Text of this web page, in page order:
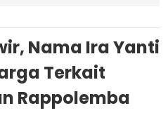
Nama Ira Yanti
Terkait
Rappolemba